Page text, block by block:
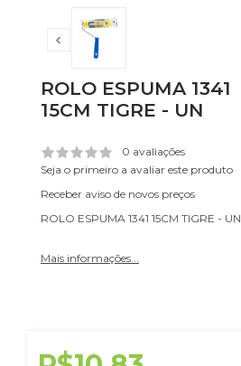
ROLO ESPUMA 1341
15CM TIGRE - UN
0 avaliações
Seja o primeiro a avaliar este produto
Receber aviso de novos preços
ROLO ESPUMA 1341 15CM TIGRE - UN
Mais informações...